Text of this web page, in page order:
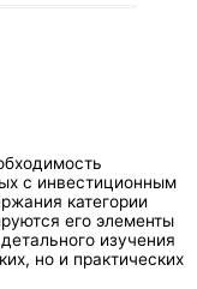
с инвестиционным
категории
его элементы
изучения
но и практических